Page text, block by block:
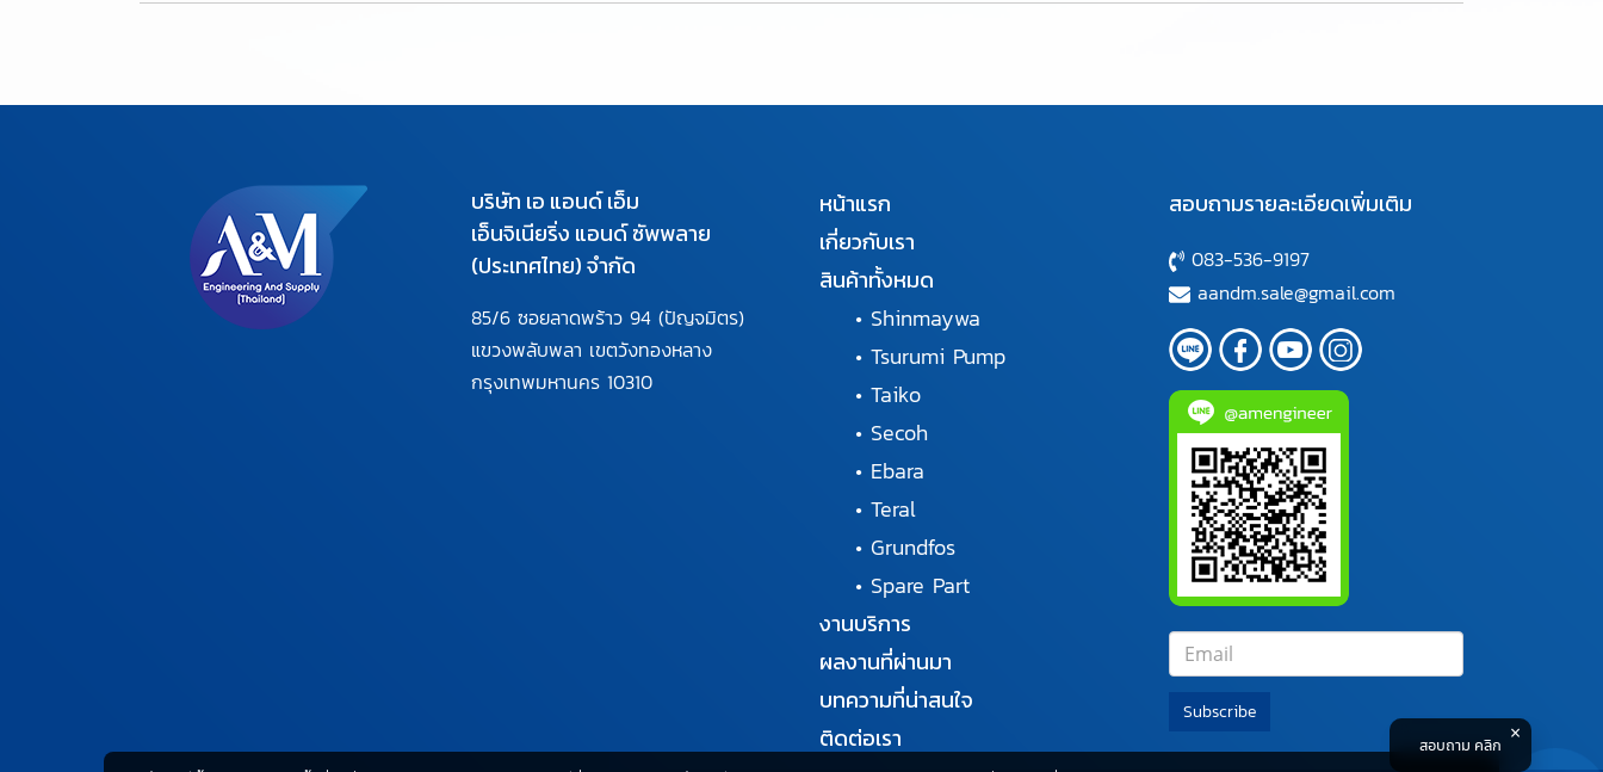
บริษัท เอ แอนด์ เอ็ม
เอ็นจิเนียริ่ง แอนด์ ซัพพลาย
(ประเทศไทย) จำกัด
85/6 ซอยลาดพร้าว 94 (ปัญจมิตร)
แขวงพลับพลา เขตวังทองหลาง
กรุงเทพมหานคร 10310
หน้าแรก
เกี่ยวกับเรา
สินค้าทั้งหมด
• Shinmaywa
• Tsurumi Pump
• Taiko
• Secoh
• Ebara
• Teral
• Grundfos
• Spare Part
งานบริการ
ผลงานที่ผ่านมา
บทความที่น่าสนใจ
ติดต่อเรา
สอบถามรายละเอียดเพิ่มเติม
083-536-9197
aandm.sale@gmail.com
Subscribe
สอบถาม คลิก